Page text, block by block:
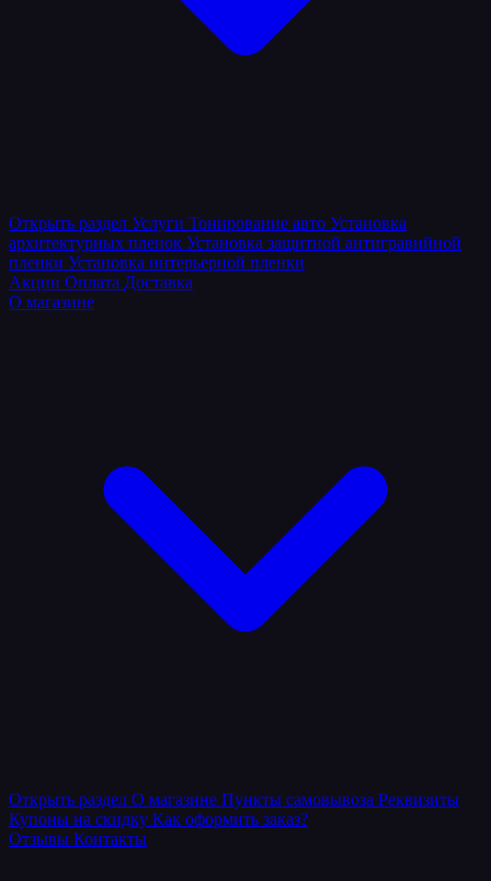
Открыть раздел Услуги Тонирование авто Установка
архитектурных пленок Установка защитной антигравийной
пленки Установка интерьерной пленки
Акции Оплата Доставка
О магазине
Открыть раздел О магазине Пункты самовывоза Реквизиты
Купоны на скидку Как оформить заказ?
Отзывы Контакты